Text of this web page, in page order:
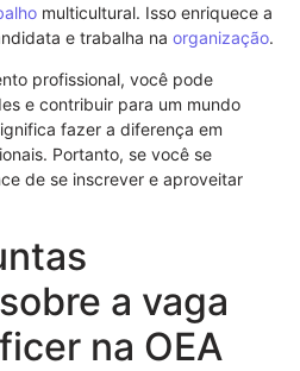
multicultural. Isso enriquece a
e trabalha na organização.
profissional, você pode
e contribuir para um mundo
fazer a diferença em
Portanto, se você se
de se inscrever e aproveitar
a vaga
na OEA